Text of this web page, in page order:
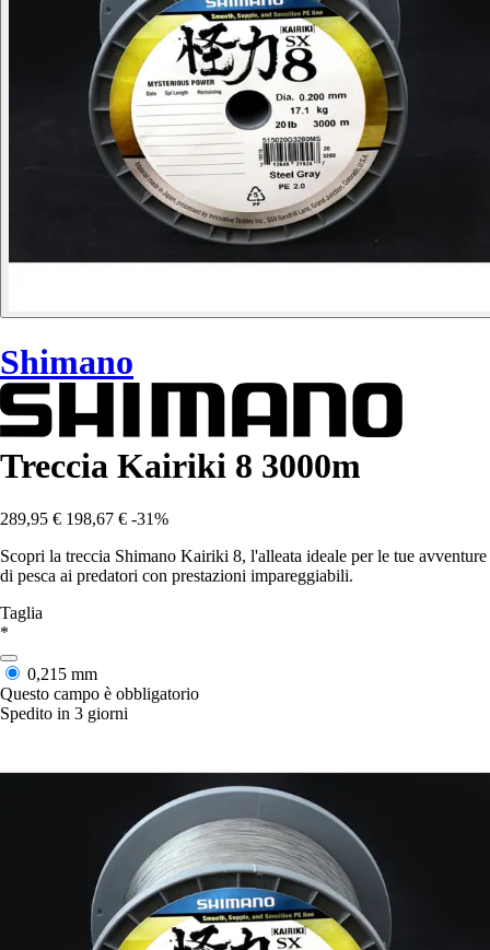
Shimano
Treccia Kairiki 8 3000m
289,95 € 198,67 € -31%
Scopri la treccia Shimano Kairiki 8, l'alleata ideale per le tue avventure
di pesca ai predatori con prestazioni impareggiabili.
Taglia
*
0,215 mm
Questo campo è obbligatorio
Spedito in 3 giorni